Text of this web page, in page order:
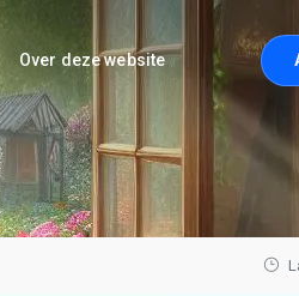
Over deze website